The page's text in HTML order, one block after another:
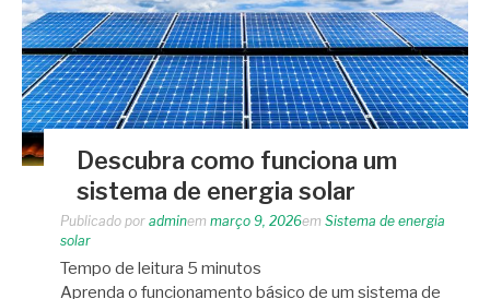
Descubra como funciona um
sistema de energia solar
Publicado por adminem março 9, 2026em Sistema de energia
solar
Tempo de leitura 5 minutos
Aprenda o funcionamento básico de um sistema de